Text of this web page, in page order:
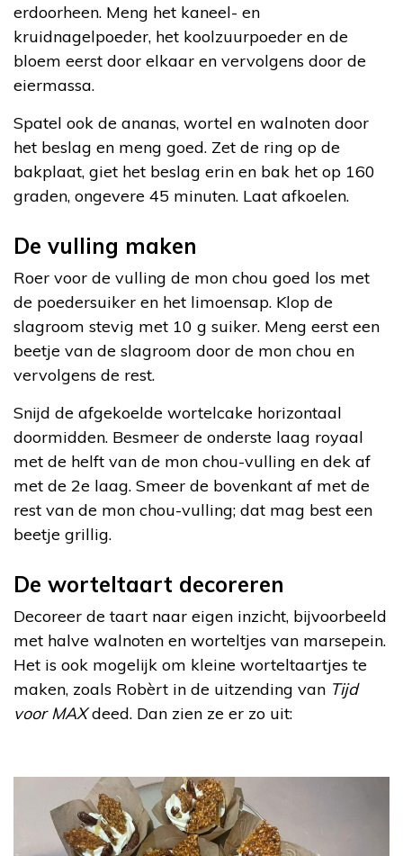
erdoorheen. Meng het kaneel- en
kruidnagelpoeder, het koolzuurpoeder en de
bloem eerst door elkaar en vervolgens door de
eiermassa.
Spatel ook de ananas, wortel en walnoten door
het beslag en meng goed. Zet de ring op de
bakplaat, giet het beslag erin en bak het op 160
graden, ongevere 45 minuten. Laat afkoelen.
De vulling maken
Roer voor de vulling de mon chou goed los met
de poedersuiker en het limoensap. Klop de
slagroom stevig met 10 g suiker. Meng eerst een
beetje van de slagroom door de mon chou en
vervolgens de rest.
Snijd de afgekoelde wortelcake horizontaal
doormidden. Besmeer de onderste laag royaal
met de helft van de mon chou-vulling en dek af
met de 2e laag. Smeer de bovenkant af met de
rest van de mon chou-vulling; dat mag best een
beetje grillig.
De worteltaart decoreren
Decoreer de taart naar eigen inzicht, bijvoorbeeld
met halve walnoten en worteltjes van marsepein.
Het is ook mogelijk om kleine worteltaartjes te
maken, zoals Robèrt in de uitzending van Tijd
voor MAXdeed. Dan zien ze er zo uit: